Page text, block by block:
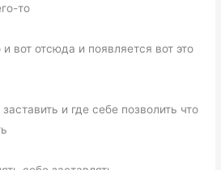
то
вот отсюда и появляется вот это
и где себе позволить что